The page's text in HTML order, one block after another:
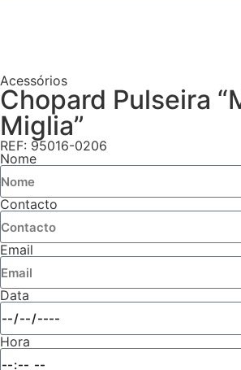
Acessórios
Chopard Pulseira
Miglia”
REF: 95016-0206
Nome
Contacto
Email
Data
Hora